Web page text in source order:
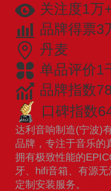
关注度1万
品牌得票3
丹麦
单品评价1
品牌指数
口碑指数
达利音响制造(宁波)
品牌，专注于音乐的
拥有极致性能的
牙、hifi音箱、有源
定制安装服务。